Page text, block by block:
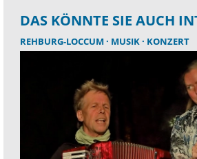
DAS KÖNNTE SIE AUCH
REHBURG-LOCCUM MUSIK KONZERT